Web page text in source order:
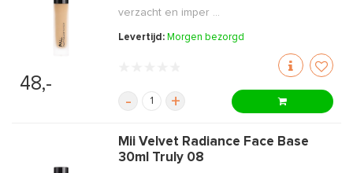
48,-
verzacht en imper ...
Levertijd: Morgen bezorgd
- +
Mii Velvet Radiance Face Base
30ml Truly 08